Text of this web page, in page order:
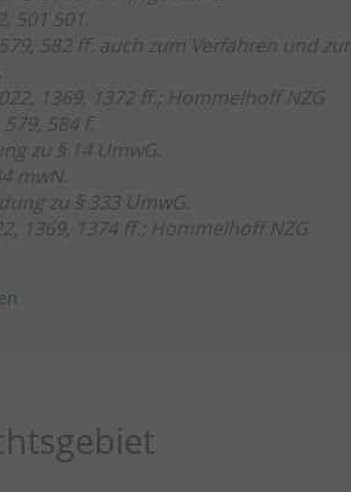
501 501.
582 ff. auch zum Verfahren und zur
1369, 1372 ff.; HommelhoffNZG
584 f.
zu § 14 UmwG.
mwN.
zu § 333 UmwG.
1369, 1374 ff.; HommelhoffNZG